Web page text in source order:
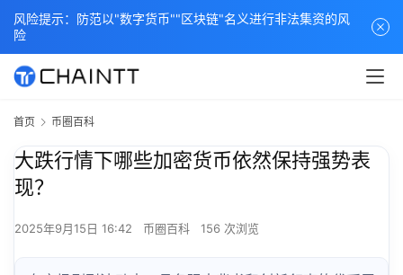
首页 币圈百科
大跌行情下哪些加密货币依然保持强势表
现？
2025年9月15日 16:42 币圈百科 156 次浏览
风险提示：防范以"数字货币""区块链"名义进行非法集资的风
险